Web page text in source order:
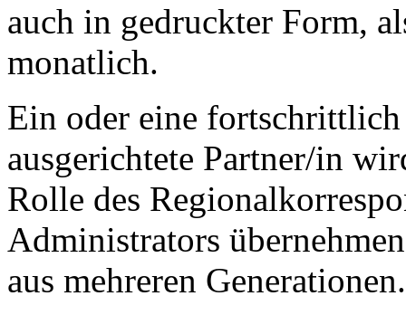
auch in gedruckter Form,
monatlich.
Ein oder eine
ausgerichtete Partner/in
Rolle des
Administrators
aus mehreren Generationen.